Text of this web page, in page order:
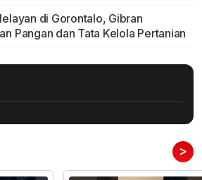
di Gorontalo, Gibran
Pangan dan Tata Kelola Pertanian
>